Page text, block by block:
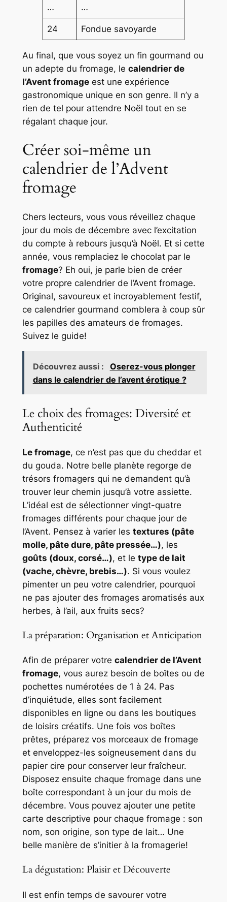
… …
24 Fondue savoyarde
Au final, que vous soyez un fin gourmand ou
un adepte du fromage, le calendrier de
l’Avent fromageest une expérience
gastronomique unique en son genre. Il n’y a
rien de tel pour attendre Noël tout en se
régalant chaque jour.
Créer soi-même un
calendrier de l’Advent
fromage
Chers lecteurs, vous vous réveillez chaque
jour du mois de décembre avec l’excitation
du compte à rebours jusqu’à Noël. Et si cette
année, vous remplaciez le chocolat par le
fromage? Eh oui, je parle bien de créer
votre propre calendrier de l’Avent fromage.
Original, savoureux et incroyablement festif,
ce calendrier gourmand comblera à coup sûr
les papilles des amateurs de fromages.
Suivez le guide!
Découvrez aussi :
Oserez-vous plonger
dans le calendrier de l’avent érotique ?
Le choix des fromages: Diversité et
Authenticité
Le fromage, ce n’est pas que du cheddar et
du gouda. Notre belle planète regorge de
trésors fromagers qui ne demandent qu’à
trouver leur chemin jusqu’à votre assiette.
L’idéal est de sélectionner vingt-quatre
fromages différents pour chaque jour de
l’Avent. Pensez à varier les textures (pâte
molle, pâte dure, pâte pressée…), les
goûts (doux, corsé…), et le type de lait
(vache, chèvre, brebis…). Si vous voulez
pimenter un peu votre calendrier, pourquoi
ne pas ajouter des fromages aromatisés aux
herbes, à l’ail, aux fruits secs?
La préparation: Organisation et Anticipation
Afin de préparer votre calendrier de l’Avent
fromage, vous aurez besoin de boîtes ou de
pochettes numérotées de 1 à 24. Pas
d’inquiétude, elles sont facilement
disponibles en ligne ou dans les boutiques
de loisirs créatifs. Une fois vos boîtes
prêtes, préparez vos morceaux de fromage
et enveloppez-les soigneusement dans du
papier cire pour conserver leur fraîcheur.
Disposez ensuite chaque fromage dans une
boîte correspondant à un jour du mois de
décembre. Vous pouvez ajouter une petite
carte descriptive pour chaque fromage : son
nom, son origine, son type de lait… Une
belle manière de s’initier à la fromagerie!
La dégustation: Plaisir et Découverte
Il est enfin temps de savourer votre